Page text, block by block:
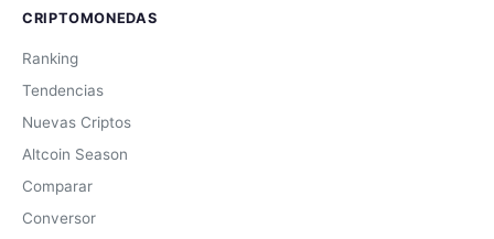
CRIPTOMONEDAS
Ranking
Tendencias
Nuevas Criptos
Altcoin Season
Comparar
Conversor